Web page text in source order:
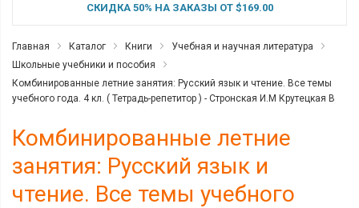
СКИДКА 50% НА ЗАКАЗЫ ОТ $169.00
Главная Каталог Книги
Учебная и научная литература
Школьные учебники и пособия
Комбинированные летние занятия: Русский язык и чтение. Все темы
учебного года. 4 кл. ( Тетрадь-репетитор ) - Стронская И.М Крутецкая В
Комбинированные летние
занятия: Русский язык и
чтение. Все темы учебного